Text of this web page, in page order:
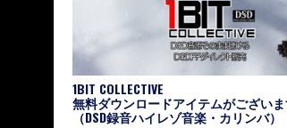
1BIT COLLECTIVE
無料ダウンロードアイテムがござい
（DSD録音ハイレゾ音楽・カリンバ）